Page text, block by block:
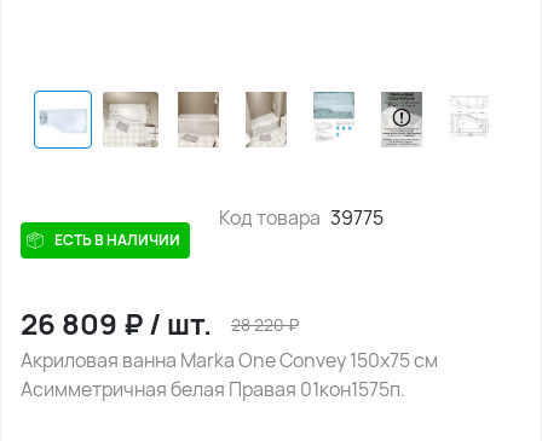
ЕСТЬ В НАЛИЧИИ
Код товара 39775
26 809 ₽/ шт. 28 220₽
Акриловая ванна Marka One Convey 150x75 см
Асимметричная белая Правая 01кон1575п.